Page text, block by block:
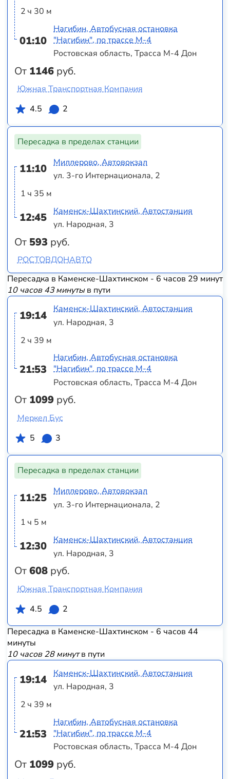
2 ч 30 м
01:10
От 1146 руб.
Нагибин, Автобусная остановка
"Нагибин", по трассе М-4
Ростовская область, Трасса М-4 Дон
Южная Транспортная Компания
4.5
2
Пересадка в пределах станции
11:10
1 ч 35 м
12:45
От 593 руб.
Миллерово, Автовокзал
ул. 3-го Интернационала, 2
Каменск-Шахтинский, Автостанция
ул. Народная, 3
РОСТОВДОНАВТО
Пересадка в Каменске-Шахтинском - 6 часов 29 минут
10 часов 43 минутыв пути
19:14
2 ч 39 м
21:53
От 1099 руб.
Каменск-Шахтинский, Автостанция
ул. Народная, 3
Нагибин, Автобусная остановка
"Нагибин", по трассе М-4
Ростовская область, Трасса М-4 Дон
Меркел Бус
5
3
Пересадка в пределах станции
11:25
1 ч 5 м
12:30
От608 руб.
Миллерово, Автовокзал
ул. 3-го Интернационала, 2
Каменск-Шахтинский, Автостанция
ул. Народная, 3
Южная Транспортная Компания
4.5
2
Пересадка в Каменске-Шахтинском - 6 часов 44
минуты
10 часов 28 минутв пути
19:14
2 ч 39 м
21:53
От 1099 руб.
Каменск-Шахтинский, Автостанция
ул. Народная, 3
Нагибин, Автобусная остановка
"Нагибин", по трассе М-4
Ростовская область, Трасса М-4 Дон